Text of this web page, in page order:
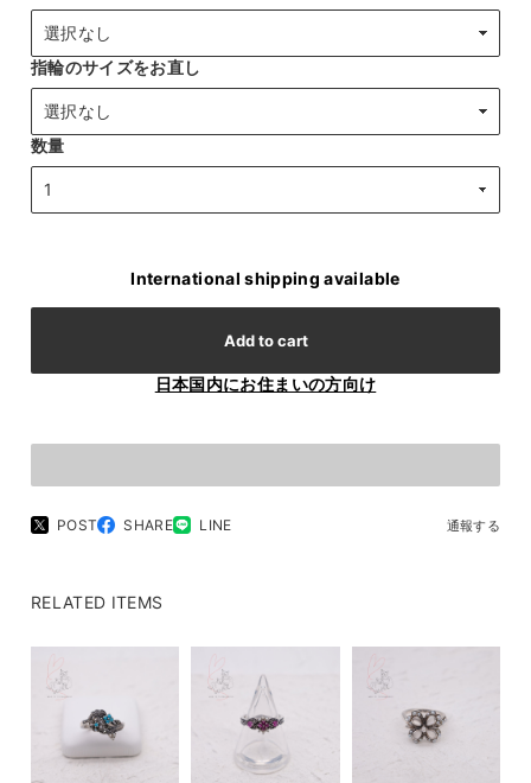
指輪のサイズをお直し
数量
International shipping available
Add to cart
日本国内にお住まいの方向け
POST SHARE LINE 通報する
RELATED ITEMS